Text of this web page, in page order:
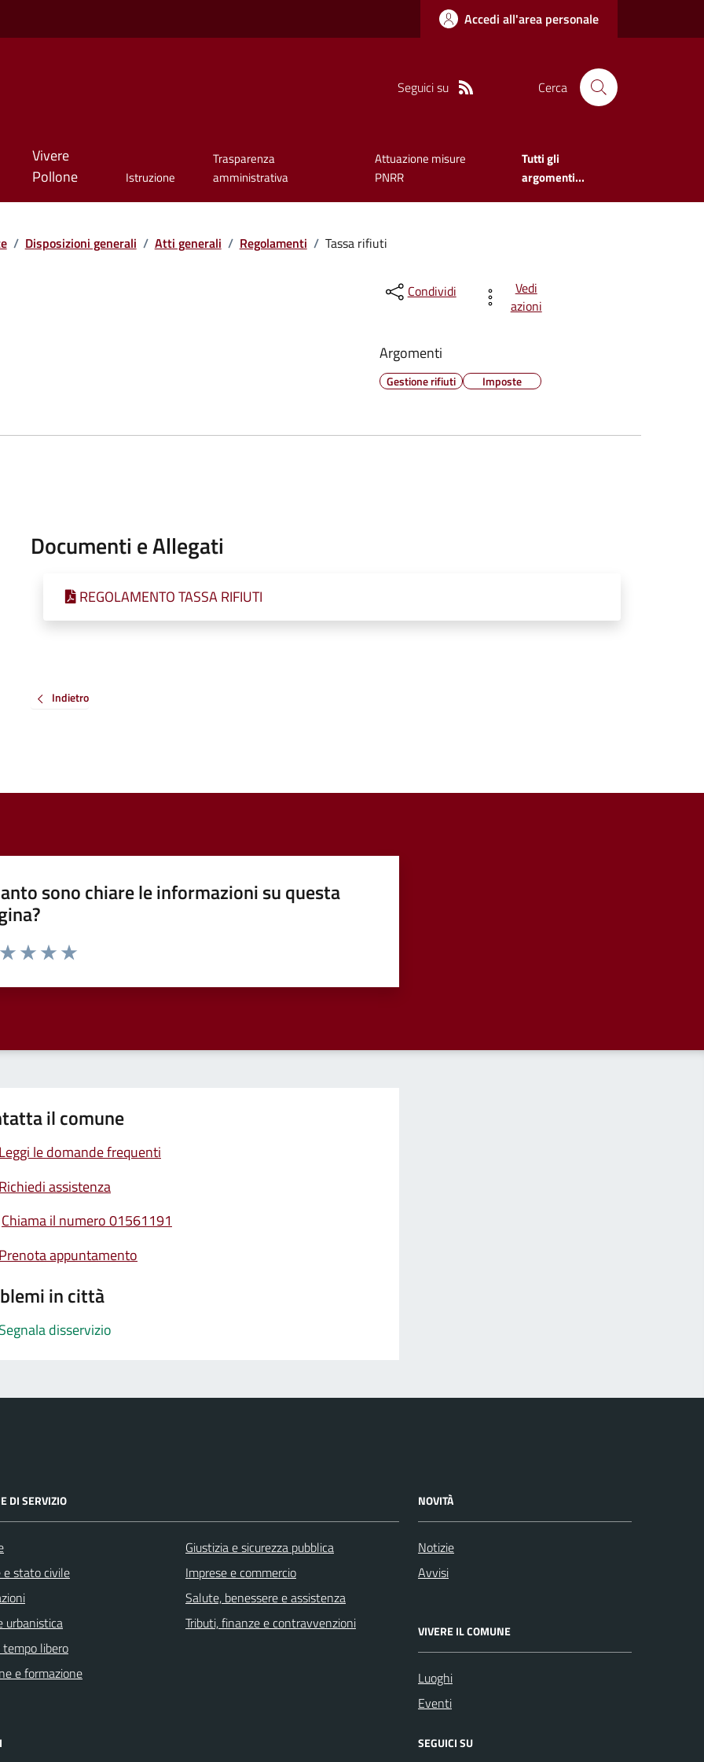
Accedi all'area personale
Seguici su Cerca
Vivere
Pollone
Istruzione
Trasparenza
amministrativa
Attuazione misure
PNRR
Tutti gli
argomenti...
/ Disposizioni generali / Atti generali / Regolamenti / Tassa rifiuti
Condividi
Vedi
azioni
Argomenti
Gestione rifiuti Imposte
Documenti e Allegati
REGOLAMENTO TASSA RIFIUTI
Indietro
sono chiare le informazioni su questa
da 1 a 5 stelle la pagina
il comune
Leggi le domande frequenti
Richiedi assistenza
Chiama il numero 01561191
Prenota appuntamento
in città
Segnala disservizio
DI SERVIZIO
e stato civile
urbanistica
libero
e formazione
Giustizia e sicurezza pubblica
Imprese e commercio
Salute, benessere e assistenza
Tributi, finanze e contravvenzioni
NOVITÀ
Notizie
Avvisi
VIVERE IL COMUNE
Luoghi
Eventi
SEGUICI SU